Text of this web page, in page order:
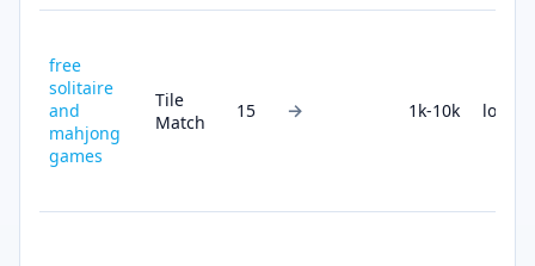
free
solitaire
and
mahjong
games
Tile
Match
15 → 1k-10k low